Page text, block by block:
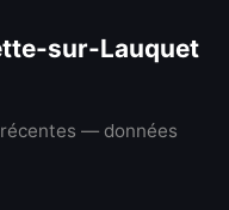
sur-Lauquet
— données